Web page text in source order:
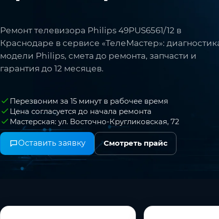
Ремонт телевизора Philips 49PUS6561/12 в
Краснодаре в сервисе «ТелеМастер»:
модели Philips, смета до ремонта, запчасти и
гарантия до 12 месяцев.
Перезвоним за 15 минут в рабочее время
Цена согласуется до начала ремонта
Мастерская: ул. Восточно-Кругликовская, 72
Оставить заявку Смотреть прайс